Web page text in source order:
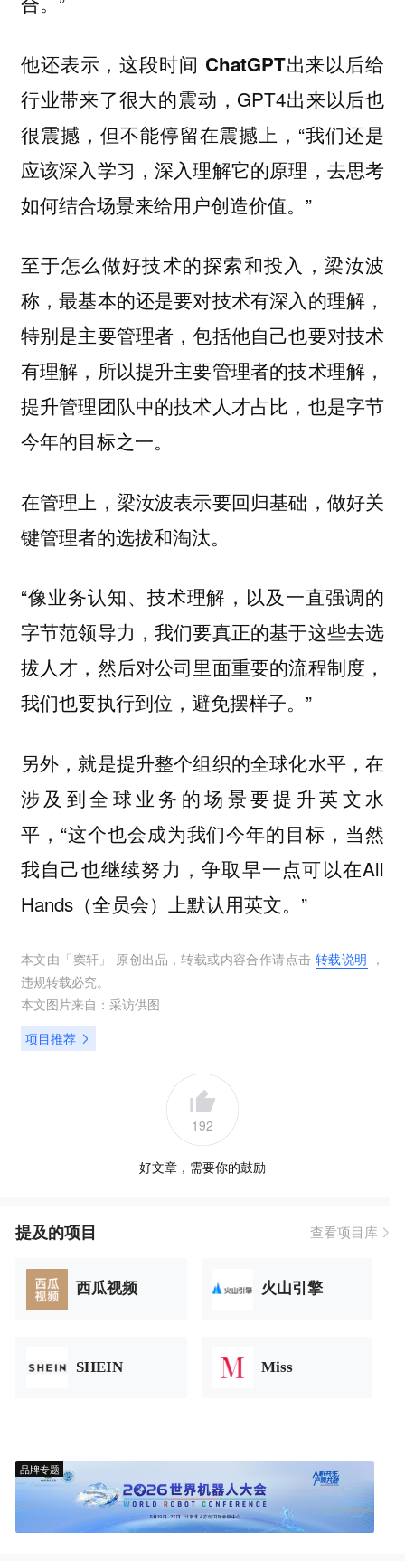
他还表示，这段时间 ChatGPT出来以后给
行业带来了很大的震动，GPT4出来以后也
很震撼，但不能停留在震撼上，“我们还是
应该深入学习，深入理解它的原理，去思考
如何结合场景来给用户创造价值。”
至于怎么做好技术的探索和投入，梁汝波
称，最基本的还是要对技术有深入的理解，
特别是主要管理者，包括他自己也要对技术
有理解，所以提升主要管理者的技术理解，
提升管理团队中的技术人才占比 ，也是字节
今年的目标之一。
在管理上，梁汝波表示要回归基础，做好关
键管理者的选拔和淘汰。
“像业务认知、技术理解，以及一直强调的
字节范领导力，我们要真正的基于这些去选
拔人才，然后对公司里面重要的流程制度，
我们也要执行到位，避免摆样子。”
另外，就是提升整个组织的全球化水平，在
涉及到全球业务的场景要提升英文水
平，“这个也会成为我们今年的目标，当然
我自己也继续努力，争取早一点可以在All
Hands（全员会）上默认用英文。”
本文由「窦轩 」 原创出品，转载或内容合作请点击 转载说明 ，
违规转载必究。
本文图片来自： 采访供图
项目推荐
192
好文章，需要你的鼓励
提及的项目 查看项目库
西瓜视频 火山引擎
SHEIN Miss
品牌专题